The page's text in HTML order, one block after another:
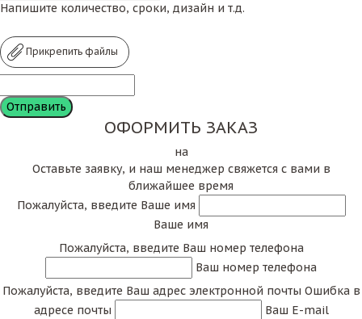
Напишите количество, сроки, дизайн и т.д.
Прикрепить файлы
ОФОРМИТЬ ЗАКАЗ
на
Оставьте заявку, и наш менеджер свяжется с вами в
ближайшее время
Пожалуйста, введите Ваше имя
Ваше имя
Пожалуйста, введите Ваш номер телефона
Ваш номер телефона
Пожалуйста, введите Ваш адрес электронной почты Ошибка в
адресе почты
Ваш E-mail